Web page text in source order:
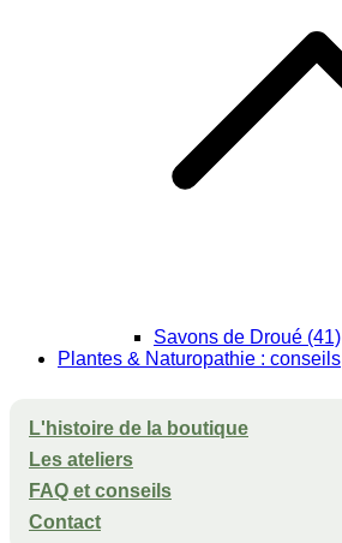
Savons de Droué (41)
Plantes & Naturopathie : conseils
L'histoire de la boutique
Les ateliers
FAQ et conseils
Contact